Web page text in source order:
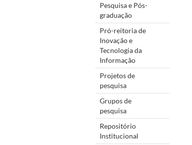
Pesquisa e Pós-
graduação
Pró-reitoria de
Inovação e
Tecnologia da
Informação
Projetos de
pesquisa
Grupos de
pesquisa
Repositório
Institucional